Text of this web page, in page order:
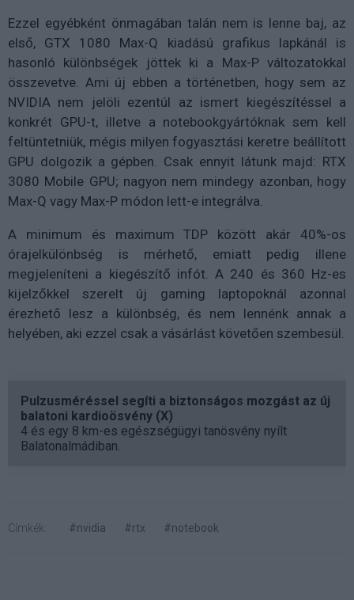
Ezzel egyébként önmagában talán nem is lenne baj, az
első, GTX 1080 Max-Q kiadású grafikus lapkánál is
hasonló különbségek jöttek ki a Max-P változatokkal
összevetve. Ami új ebben a történetben, hogy sem az
NVIDIA nem jelöli ezentúl az ismert kiegészítéssel a
konkrét GPU-t, illetve a notebookgyártóknak sem kell
feltüntetniük, mégis milyen fogyasztási keretre beállított
GPU dolgozik a gépben. Csak ennyit látunk majd: RTX
3080 Mobile GPU; nagyon nem mindegy azonban, hogy
Max-Q vagy Max-P módon lett-e integrálva.
A minimum és maximum TDP között akár 40%-os
órajelkülönbség is mérhető, emiatt pedig illene
megjeleníteni a kiegészítő infót. A 240 és 360 Hz-es
kijelzőkkel szerelt új gaming laptopoknál azonnal
érezhető lesz a különbség, és nem lennénk annak a
helyében, aki ezzel csak a vásárlást követően szembesül.
Pulzusméréssel segíti a biztonságos mozgást az új
balatoni kardioösvény (X)
4 és egy 8 km-es egészségügyi tanösvény nyílt
Balatonalmádiban.
Címkék: #nvidia #rtx #notebook